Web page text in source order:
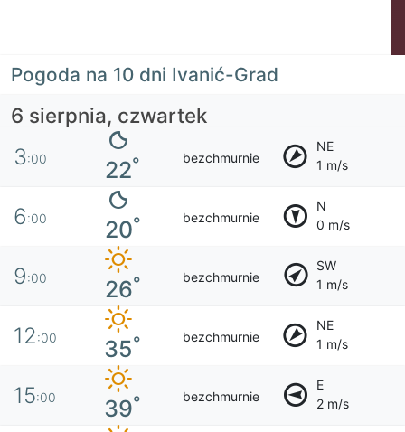
Pogoda na 10 dni Ivanić-Grad
6 sierpnia, czwartek
3:00 22° bezchmurnie
NE
1 m/s
6:00 20° bezchmurnie
N
0 m/s
9:00 26° bezchmurnie
SW
1 m/s
12:00 35° bezchmurnie
NE
1 m/s
15:00 39° bezchmurnie
E
2 m/s